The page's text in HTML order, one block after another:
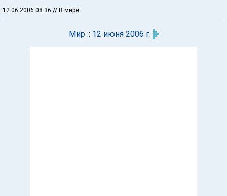
12.06.2006 08:36 // В мире
Мир :: 12 июня 2006 г.